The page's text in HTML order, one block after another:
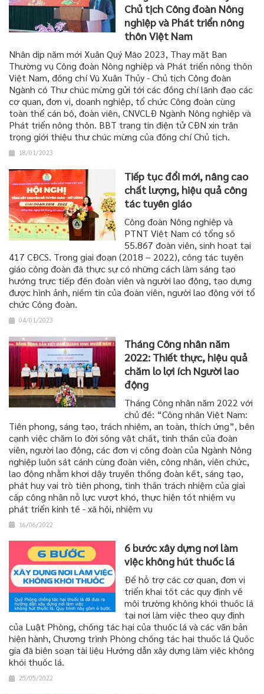
Chủ tịch Công đoàn Nông
nghiệp và Phát triển nông
thôn Việt Nam
Nhân dịp năm mới Xuân Quý Mão 2023, Thay mặt Ban
Thường vụ Công đoàn Nông nghiệp và Phát triển nông thôn
Việt Nam, đồng chí Vũ Xuân Thủy - Chủ tịch Công đoàn
Ngành có Thư chúc mừng gửi tới các đồng chí lãnh đạo các
cơ quan, đơn vị, doanh nghiệp, tổ chức Công đoàn cùng
toàn thể cán bộ, đoàn viên, CNVCLĐ Ngành Nông nghiệp và
Phát triển nông thôn. BBT trang tin điện tử CĐN xin trân
trọng giới thiệu thư chúc mừng của đồng chí Chủ tịch.
18/01/2023
Tiếp tục đổi mới, nâng cao
chất lượng, hiệu quả công
tác tuyên giáo
Công đoàn Nông nghiệp và
PTNT Việt Nam có tổng số
55.867 đoàn viên, sinh hoạt tại
417 CĐCS. Trong giai đoạn (2018 – 2022), công tác tuyên
giáo công đoàn đã thực sự có những cách làm sáng tạo
hướng trực tiếp đến đoàn viên và người lao động, tạo dựng
được hình ảnh, niềm tin của đoàn viên, người lao động với tổ
chức Công đoàn.
04/01/2023
Tháng Công nhân năm
2022: Thiết thực, hiệu quả
chăm lo lợi ích Người lao
động
Tháng Công nhân năm 2022 với
chủ đề: “Công nhân Việt Nam:
Tiên phong, sáng tạo, trách nhiệm, an toàn, thích ứng”, bên
cạnh việc chăm lo đời sống vật chất, tinh thần của đoàn
viên, người lao động, các đơn vị công đoàn của Ngành Nông
nghiệp luôn sát cánh cùng đoàn viên, công nhân, viên chức,
lao động nhằm khơi dậy truyền thống đoàn kết, sáng tạo,
phát huy vai trò tiên phong, tinh thần trách nhiệm của giai
cấp công nhân nỗ lực vượt khó, thực hiện tốt nhiệm vụ
phát triển kinh tế - xã hội, nhiệm vụ
16/06/2022
6 bước xây dựng nơi làm
việc không hút thuốc lá
Để hỗ trợ các cơ quan, đơn vị
triển khai tốt các quy định về
môi trường không khói thuốc lá
tại nơi làm việc theo quy định
của Luật Phòng, chống tác hại của thuốc lá và các văn bản
hiện hành, Chương trình Phòng chống tác hại thuốc lá Quốc
gia đã biên soạn tài liệu Hướng dẫn xây dựng làm việc không
khói thuốc lá.
25/05/2022